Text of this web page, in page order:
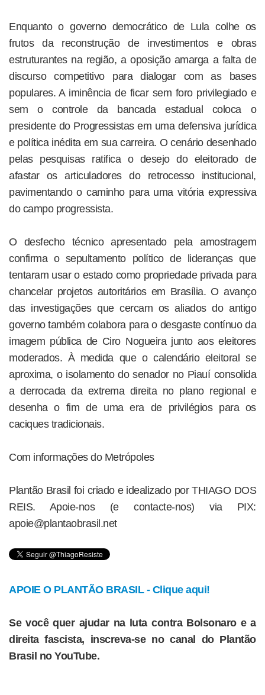
Enquanto o governo democrático de Lula colhe os
frutos da reconstrução de investimentos e obras
estruturantes na região, a oposição amarga a falta de
discurso competitivo para dialogar com as bases
populares. A iminência de ficar sem foro privilegiado e
sem o controle da bancada estadual coloca o
presidente do Progressistas em uma defensiva jurídica
e política inédita em sua carreira. O cenário desenhado
pelas pesquisas ratifica o desejo do eleitorado de
afastar os articuladores do retrocesso institucional,
pavimentando o caminho para uma vitória expressiva
do campo progressista.
O desfecho técnico apresentado pela amostragem
confirma o sepultamento político de lideranças que
tentaram usar o estado como propriedade privada para
chancelar projetos autoritários em Brasília. O avanço
das investigações que cercam os aliados do antigo
governo também colabora para o desgaste contínuo da
imagem pública de Ciro Nogueira junto aos eleitores
moderados. À medida que o calendário eleitoral se
aproxima, o isolamento do senador no Piauí consolida
a derrocada da extrema direita no plano regional e
desenha o fim de uma era de privilégios para os
caciques tradicionais.
Com informações do Metrópoles
Plantão Brasil foi criado e idealizado por THIAGO DOS
REIS. Apoie-nos (e contacte-nos) via PIX:
apoie@plantaobrasil.net
APOIE O PLANTÃO BRASIL - Clique aqui!
Se você quer ajudar na luta contra Bolsonaro e a
direita fascista, inscreva-se no canal do Plantão
Brasil no YouTube.